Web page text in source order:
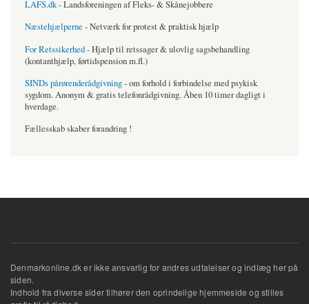
LAFS.dk- Landsforeningen af Fleks- & Skånejobbere
Næstehjælperne - Netværk for protest & praktisk hjælp
For Retssikerhed- Hjælp til retssager & ulovlig sagsbehandling
(kontanthjælp, førtidspension m.fl.)
SINDs pårørenderådgivning- om forhold i forbindelse med psykisk
sygdom. Anonym & gratis telefonrådgivning. Åben 10 timer dagligt i
hverdage.
Fællesskab skaber forandring !
Denmarkonline.dk er ikke ansvarlig for andres udtalelser og indlæg her på
siden.
Indhold fra diverse sider tilhører den oprindelige hjemmeside og stilles